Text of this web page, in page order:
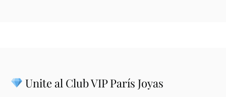
Unite al Club VIP París Joyas